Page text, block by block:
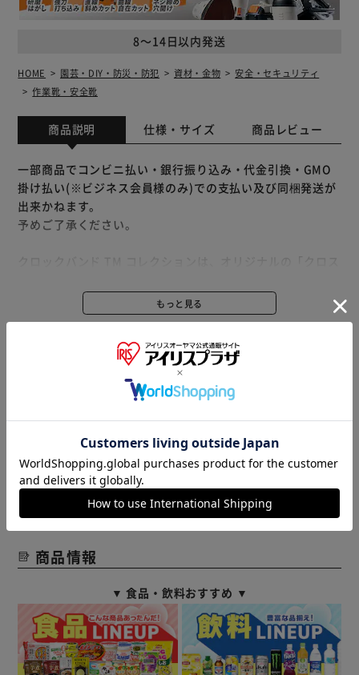
8～14日以内発送
HOME 園芸・DIY・防災・防犯 資材・金物
安全・セキュリティ
作業靴・安全靴
商品説明 仕様・サイズ 商品レビュー
一部商品でコンビニ払い・銀行振り込み・代金引換・GMO
掛け払い(※ビジネス会員様のみ)での支払い及び同梱発送が
出来かねます。
予めご了承ください。
スタイリッシュかつ脱ぎ履きしやすいデザインで、気分が上
ストライプがさらにデザインのポイントに。
・お手入れが簡単で乾きやすい
・通気性を向上する通気孔
・優れた浮力性、水に強い設計
・全モールド構成の「クロスライト TM」素材を採用し、軽
量のクッション性を実現
・可動式ヒールストラップでフィット感抜群
むような快適さ。
◆クロックス製品について◆
クロックス商品は『クロスライト』という特殊樹脂素材を型
に流し込む一体型で製造されており、その素材および製造工
程上、同一商品の同じサイズであっても個体差がある場合が
ございます。
もっと見る
※製品は予告なく仕様を変更する場合がございます。あらか
じめご了承ください。
また、商品がメーカーにて完売となっていた場合、キャンセ
ル又は注文内容の変更をお願いいたしております。
予めご了承くださいますようお願いいたします。■こちらの
商品はアイリスプラザがセレクトしたオススメ商品です。
商品情報
▼ 食品・飲料おすすめ ▼